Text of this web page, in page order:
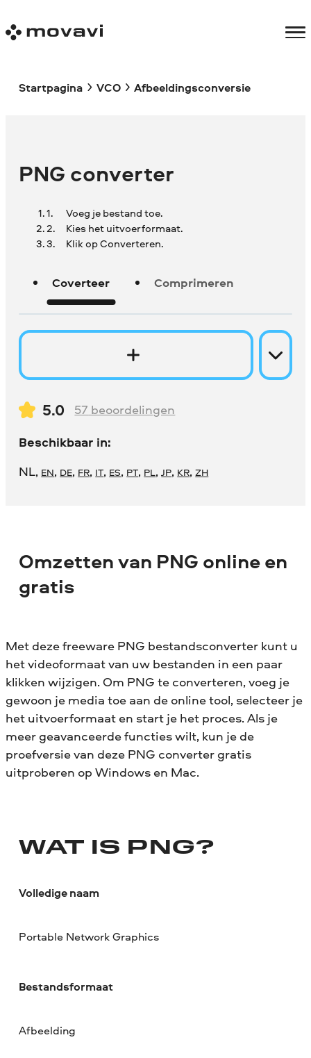
Startpagina VCO Afbeeldingsconversie
PNG converter
Voeg je bestand toe.
Kies het uitvoerformaat.
Klik op Converteren.
Coverteer Comprimeren
5.0 57 beoordelingen
Beschikbaar in:
NL, EN, DE, FR, IT, ES, PT, PL,JP, KR,ZH
Omzetten van PNG online en
gratis
Met deze freeware PNG bestandsconverter kunt u
het videoformaat van uw bestanden in een paar
klikken wijzigen. Om PNG te converteren, voeg je
gewoon je media toe aan de online tool, selecteer je
het uitvoerformaat en start je het proces. Als je
meer geavanceerde functies wilt, kun je de
proefversie van deze PNG converter gratis
uitproberen op Windows en Mac.
WAT IS PNG?
Volledige naam
Portable Network Graphics
Bestandsformaat
Afbeelding